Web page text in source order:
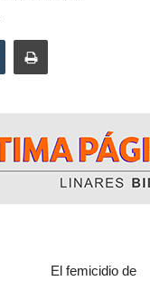
El femicidio de